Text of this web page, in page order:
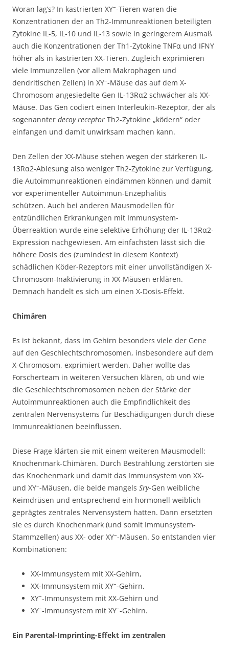
Woran lag’s? In kastrierten XY–-Tieren waren die
Konzentrationen der an Th2-Immunreaktionen beteiligten
Zytokine IL-5, IL-10 und IL-13 sowie in geringerem Ausmaß
auch die Konzentrationen der Th1-Zytokine TNFα und IFNΥ
höher als in kastrierten XX-Tieren. Zugleich exprimieren
viele Immunzellen (vor allem Makrophagen und
dendritischen Zellen) in XY–-Mäuse das auf dem X-
Chromosom angesiedelte Gen IL-13Rα2 schwächer als XX-
Mäuse. Das Gen codiert einen Interleukin-Rezeptor, der als
sogenannter decoy receptor Th2-Zytokine „ködern“ oder
einfangen und damit unwirksam machen kann.
Den Zellen der XX-Mäuse stehen wegen der stärkeren IL-
13Rα2-Ablesung also weniger Th2-Zytokine zur Verfügung,
die Autoimmunreaktionen eindämmen können und damit
vor experimenteller Autoimmun-Enzephalitis
schützen. Auch bei anderen Mausmodellen für
entzündlichen Erkrankungen mit Immunsystem-
Überreaktion wurde eine selektive Erhöhung der IL-13Rα2-
Expression nachgewiesen. Am einfachsten lässt sich die
höhere Dosis des (zumindest in diesem Kontext)
schädlichen Köder-Rezeptors mit einer unvollständigen X-
Chromosom-Inaktivierung in XX-Mäusen erklären.
Demnach handelt es sich um einen X-Dosis-Effekt.
Chimären
Es ist bekannt, dass im Gehirn besonders viele der Gene
auf den Geschlechtschromosomen, insbesondere auf dem
X-Chromosom, exprimiert werden. Daher wollte das
Forscherteam in weiteren Versuchen klären, ob und wie
die Geschlechtschromosomen neben der Stärke der
Autoimmunreaktionen auch die Empfindlichkeit des
zentralen Nervensystems für Beschädigungen durch diese
Immunreaktionen beeinflussen.
Diese Frage klärten sie mit einem weiteren Mausmodell:
Knochenmark-Chimären. Durch Bestrahlung zerstörten sie
das Knochenmark und damit das Immunsystem von XX-
und XY–-Mäusen, die beide mangels Sry-Gen weibliche
Keimdrüsen und entsprechend ein hormonell weiblich
geprägtes zentrales Nervensystem hatten. Dann ersetzten
sie es durch Knochenmark (und somit Immunsystem-
Stammzellen) aus XX- oder XY–-Mäusen. So entstanden vier
Kombinationen:
XX-Immunsystem mit XX-Gehirn,
XX-Immunsystem mit XY–-Gehirn,
XY–-Immunsystem mit XX-Gehirn und
XY–-Immunsystem mit XY–-Gehirn.
Ein Parental-Imprinting-Effekt im zentralen